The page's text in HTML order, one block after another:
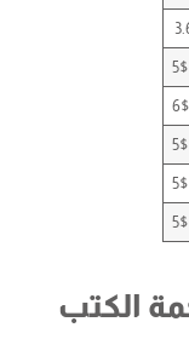
5$
5$
5$
5$
الكتب